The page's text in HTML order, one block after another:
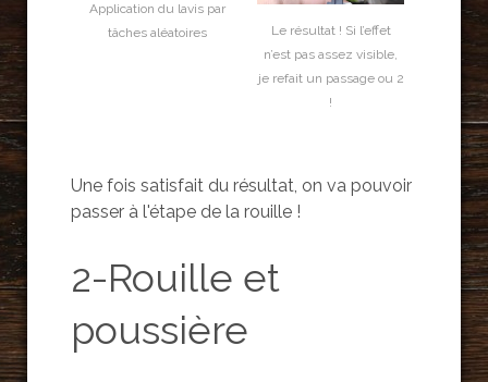
Application du lavis par
tâches aléatoires
Le résultat ! Si l’effet
n’est pas assez visible,
je refait un passage ou 2
!
Une fois satisfait du résultat, on va pouvoir
passer à l'étape de la rouille !
2-Rouille et
poussière